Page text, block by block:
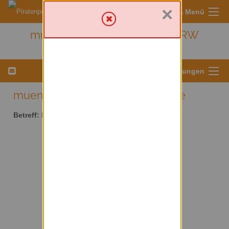
Sympa Menü
muenster - Kreis Münster/ NRW
Menü für Listeneinstellungen
muenster AT lists.piratenpartei.de
Betreff:
×